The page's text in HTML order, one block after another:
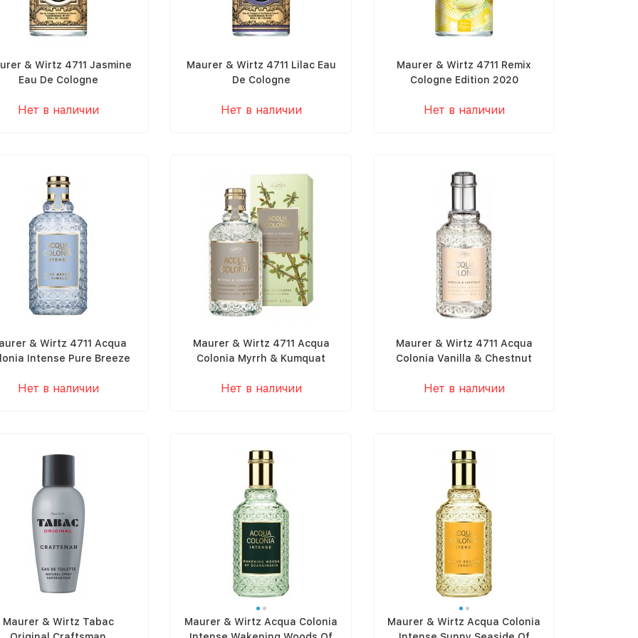
& Wirtz 4711 Jasmine
Eau De Cologne
Нет в наличии
Maurer & Wirtz 4711 Lilac Eau
De Cologne
Нет в наличии
Maurer & Wirtz 4711 Remix
Cologne Edition 2020
Нет в наличии
& Wirtz 4711 Acqua
Intense Pure Breeze
Нет в наличии
Maurer & Wirtz 4711 Acqua
Colonia Myrrh & Kumquat
Нет в наличии
Maurer & Wirtz 4711 Acqua
Colonia Vanilla & Chestnut
Нет в наличии
Maurer & Wirtz Tabac
Maurer & Wirtz Acqua Colonia
Maurer & Wirtz Acqua Colonia